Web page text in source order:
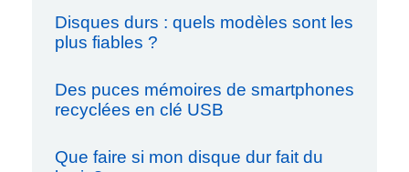
Disques durs : quels modèles sont les
plus fiables ?
Des puces mémoires de smartphones
recyclées en clé USB
Que faire si mon disque dur fait du